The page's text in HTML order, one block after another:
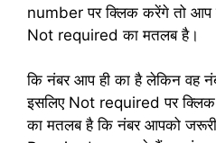
number पर क्लिक करेंगे तो आप
Not required का मतलब है।
कि नंबर आप ही का है लेकिन वह
इसलिए Not required पर
का मतलब है कि नंबर आपको